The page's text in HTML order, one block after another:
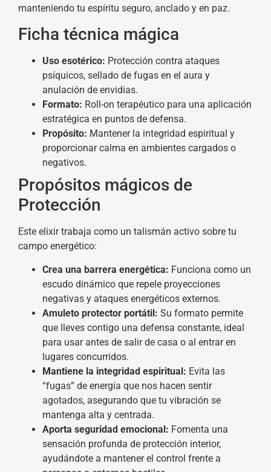
manteniendo tu espíritu seguro, anclado y en paz.
Ficha técnica mágica
Uso esotérico: Protección contra ataques
psíquicos, sellado de fugas en el aura y
anulación de envidias.
Formato: Roll-on terapéutico para una aplicación
estratégica en puntos de defensa.
Propósito: Mantener la integridad espiritual y
proporcionar calma en ambientes cargados o
negativos.
Propósitos mágicos de
Protección
Este elixir trabaja como un talismán activo sobre tu
campo energético:
Crea una barrera energética: Funciona como un
escudo dinámico que repele proyecciones
negativas y ataques energéticos externos.
Amuleto protector portátil: Su formato permite
que lleves contigo una defensa constante, ideal
para usar antes de salir de casa o al entrar en
lugares concurridos.
Mantiene la integridad espiritual: Evita las
“fugas” de energía que nos hacen sentir
agotados, asegurando que tu vibración se
mantenga alta y centrada.
Aporta seguridad emocional: Fomenta una
sensación profunda de protección interior,
ayudándote a mantener el control frente a